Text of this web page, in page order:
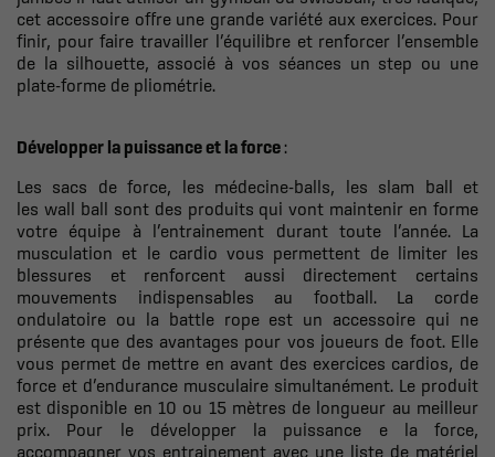
cet accessoire offre une grande variété aux exercices. Pour
finir, pour faire travailler l’équilibre et renforcer l’ensemble
de la silhouette, associé à vos séances un step ou une
plate-forme de pliométrie.
Développer la puissance et la force :
Les sacs de force, les médecine-balls, les slam ball et
les wall ball sont des produits qui vont maintenir en forme
votre équipe à l’entrainement durant toute l’année. La
musculation et le cardio vous permettent de limiter les
blessures et renforcent aussi directement certains
mouvements indispensables au football. La corde
ondulatoire ou la battle rope est un accessoire qui ne
présente que des avantages pour vos joueurs de foot. Elle
vous permet de mettre en avant des exercices cardios, de
force et d’endurance musculaire simultanément. Le produit
est disponible en 10 ou 15 mètres de longueur au meilleur
prix. Pour le développer la puissance e la force,
accompagner vos entrainement avec une liste de matériel